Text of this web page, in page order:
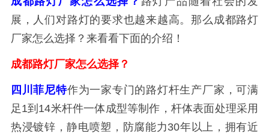
展，人们对路灯的要求也越来越高。那么成都路灯
厂家怎么选择？来看看下面的介绍！
成都路灯厂家怎么选择？
四川菲尼特作为一家专门的路灯杆生产厂家，可满
足1到14米杆件一体成型等制作，杆体表面处理采用
热浸镀锌，静电喷塑，防腐能力30年以上，拥有近